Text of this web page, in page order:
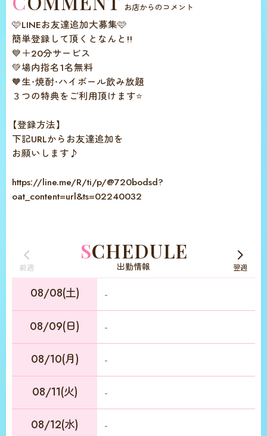
お店からのコメント
🩷LINEお友達追加大募集🩷
簡単登録して頂くとなんと!!
💙＋20分サービス
💚場内指名1名無料
🧡生・焼酎・ハイボール飲み放題
３つの特典をご利用頂けます⭐️
【登録方法】
下記URLからお友達追加を
お願いします♪
https://line.me/R/ti/p/@720bodsd?
oat_content=url&ts=02240032
SCHEDULE
出勤情報
前週 翌週
08/08(土) -
08/09(日) -
08/10(月) -
08/11(火) -
08/12(水) -